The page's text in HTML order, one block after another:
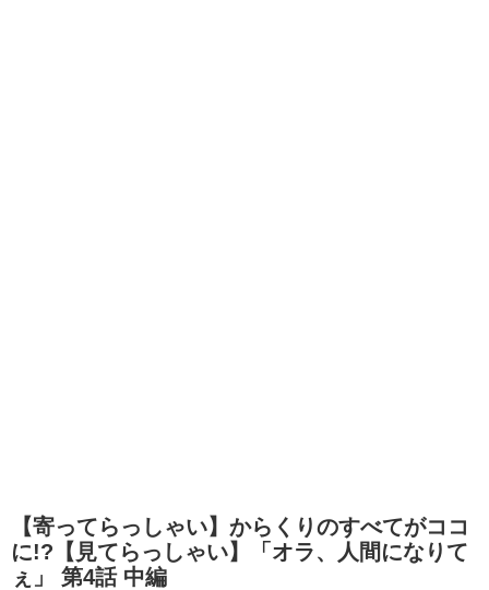
【寄ってらっしゃい】からくりのすべてがココ
に!?【見てらっしゃい】「オラ、人間になりて
ぇ」 第4話 中編